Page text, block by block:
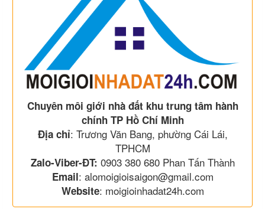
Chuyên môi giới nhà đất khu trung tâm hành
chính TP Hồ Chí Minh
Địa chỉ: Trương Văn Bang, phường Cái Lái,
TPHCM
Zalo-Viber-ĐT: 0903 380 680 Phan Tấn Thành
Email: alomoigioisaigon@gmail.com
Website: moigioinhadat24h.com